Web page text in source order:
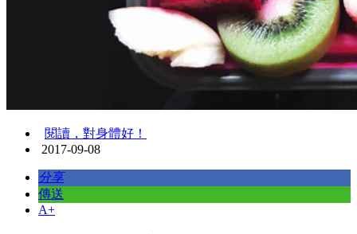
閱讀，對身體好！
2017-09-08
分享
傳送
A+